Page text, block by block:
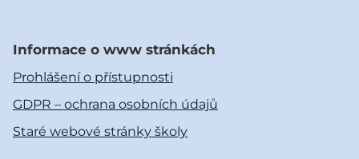
Informace o www stránkách
Prohlášení o přístupnosti
GDPR – ochrana osobních údajů
Staré webové stránky školy